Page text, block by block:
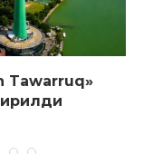
Tawarruq»